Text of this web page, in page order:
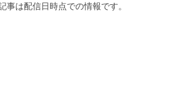
は配信日時点での情報です。